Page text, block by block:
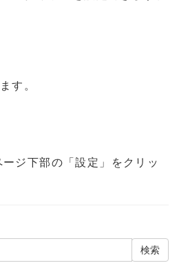
す。
ジ下部の「設定」をクリッ